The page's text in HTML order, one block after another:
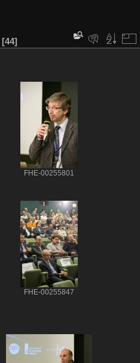
44
FHE-00255801
FHE-00255847